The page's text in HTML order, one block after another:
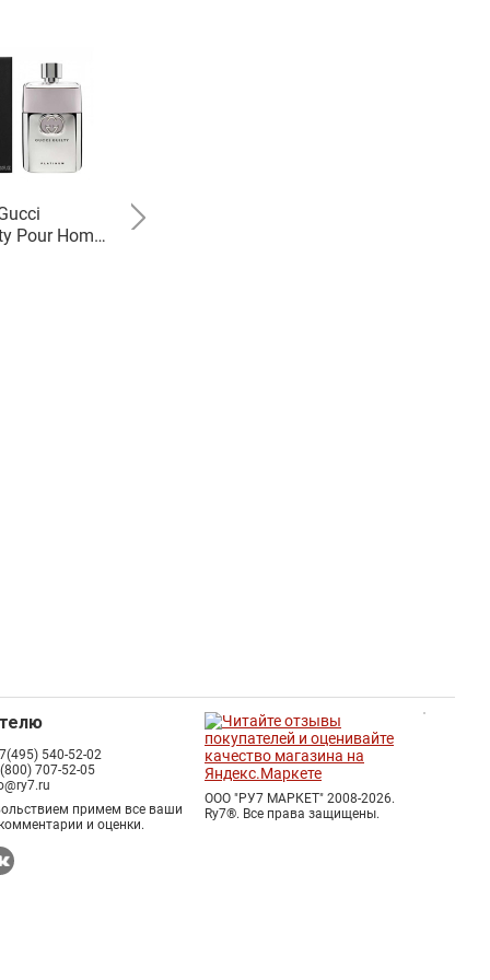
Pour Homme
ООО "РУ7 МАРКЕТ" 2008-2026.
Ry7®. Все права защищены.
540-52-02
707-52-05
примем все ваши
и оценки.